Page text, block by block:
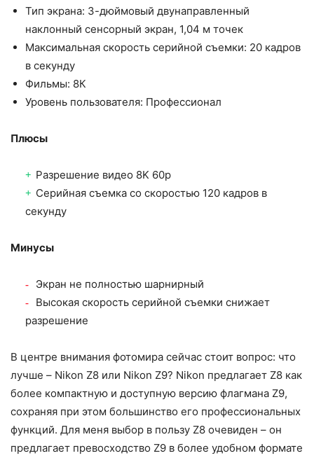
Тип экрана: 3-дюймовый двунаправленный
наклонный сенсорный экран, 1,04 м точек
Максимальная скорость серийной съемки: 20 кадров
в секунду
Фильмы: 8К
Уровень пользователя: Профессионал
Плюсы
Разрешение видео 8K 60p
Серийная съемка со скоростью 120 кадров в
секунду
Минусы
Экран не полностью шарнирный
Высокая скорость серийной съемки снижает
разрешение
В центре внимания фотомира сейчас стоит вопрос: что
лучше – Nikon Z8 или Nikon Z9? Nikon предлагает Z8 как
более компактную и доступную версию флагмана Z9,
сохраняя при этом большинство его профессиональных
функций. Для меня выбор в пользу Z8 очевиден – он
предлагает превосходство Z9 в более удобном формате